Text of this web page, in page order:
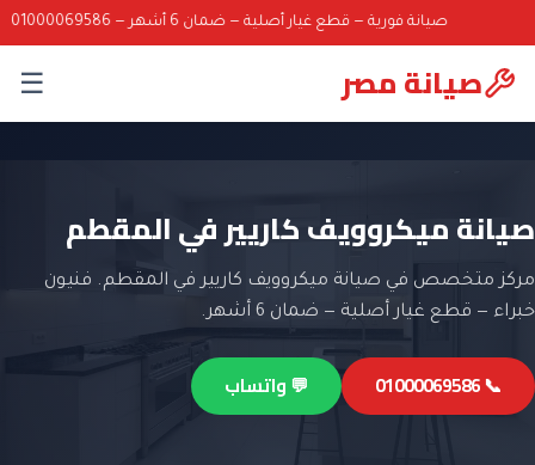
صيانة فورية — قطع غيار أصلية — ضمان 6 أشهر — 01000069586
صيانة مصر ☰
صيانة ميكروويف كاريير في المقطم
مركز متخصص في صيانة ميكروويف كاريير في المقطم. فنيون
خبراء — قطع غيار أصلية — ضمان 6 أشهر.
📞 01000069586 💬 واتساب